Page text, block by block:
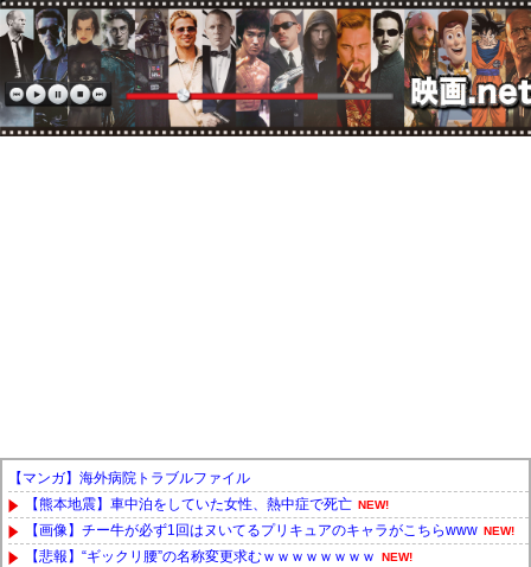
【マンガ】海外病院トラブルファイル
【熊本地震】車中泊をしていた女性、熱中症で死亡 NEW!
【画像】チー牛が必ず1回はヌいてるプリキュアのキャラがこちらwww NEW!
【悲報】“ギックリ腰”の名称変更求むｗｗｗｗｗｗｗｗ NEW!